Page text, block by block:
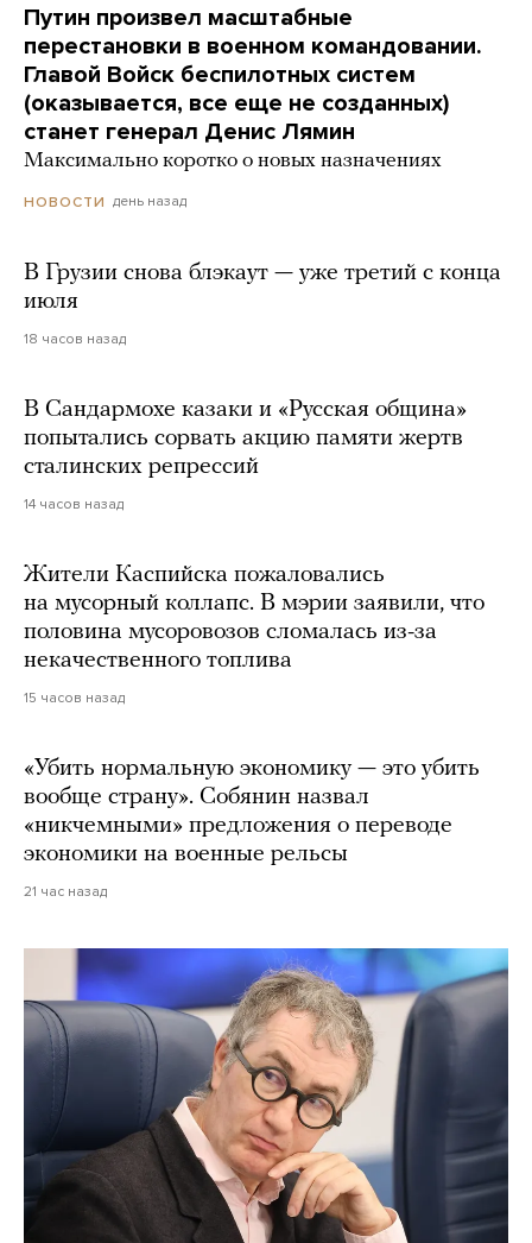
Путин произвел масштабные
перестановки в военном командовании.
Главой Войск беспилотных систем
(оказывается, все еще не созданных)
станет генерал Денис Лямин
Максимально коротко о новых назначениях
НОВОСТИ день назад
В Грузии снова блэкаут — уже третий с конца
июля
18 часов назад
В Сандармохе казаки и «Русская община»
попытались сорвать акцию памяти жертв
сталинских репрессий
14 часов назад
Жители Каспийска пожаловались
на мусорный коллапс. В мэрии заявили, что
половина мусоровозов сломалась из-за
некачественного топлива
15 часов назад
«Убить нормальную экономику — это убить
вообще страну». Собянин назвал
«никчемными» предложения о переводе
экономики на военные рельсы
21 час назад